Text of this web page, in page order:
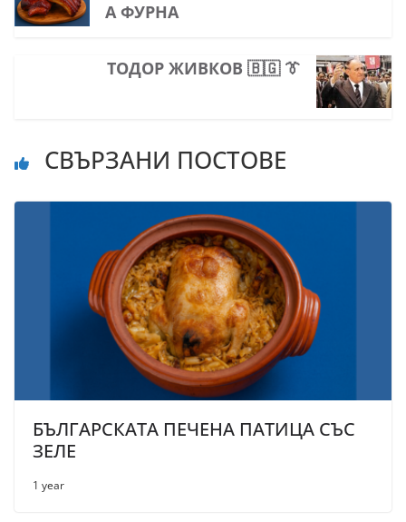
А ФУРНА
ТОДОР ЖИВКОВ 🇧🇬 👔
СВЪРЗАНИ ПОСТОВЕ
БЪЛГАРСКАТА ПЕЧЕНА ПАТИЦА СЪС
ЗЕЛЕ
1 year